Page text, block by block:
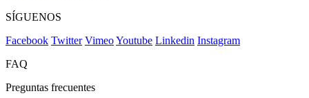
SÍGUENOS
Facebook Twitter VimeoYoutube Linkedin Instagram
FAQ
Preguntas frecuentes